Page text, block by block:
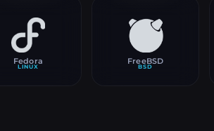
Fedora
LINUX
FreeBSD
BSD